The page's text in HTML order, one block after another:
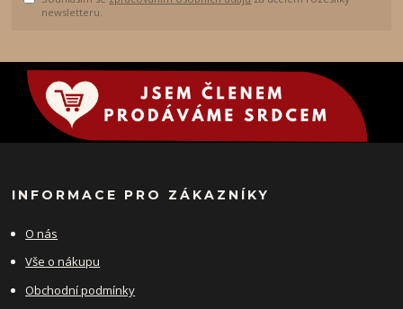
newsletteru.
INFORMACE PRO ZÁKAZNÍKY
O nás
Vše o nákupu
Obchodní podmínky